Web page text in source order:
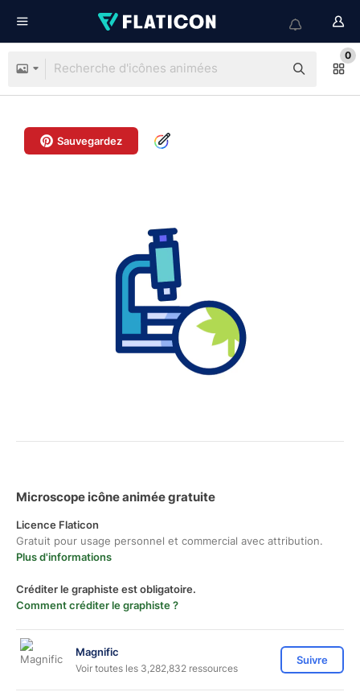
0
Sauvegardez
Microscope icône animée gratuite
Licence Flaticon
Gratuit pour usage personnel et commercial avec attribution.
Plus d'informations
Créditer le graphiste est obligatoire.
Comment créditer le graphiste ?
Magnific
Voir toutes les 3,282,832 ressources
Suivre